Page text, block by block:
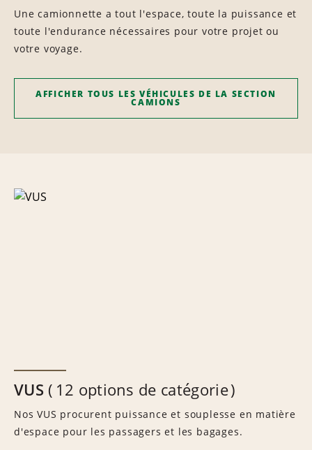
Une camionnette a tout l'espace, toute la puissance et
toute l'endurance nécessaires pour votre projet ou
votre voyage.
AFFICHER TOUS LES VÉHICULES DE LA SECTION
CAMIONS
VUS 12 options de catégorie
Nos VUS procurent puissance et souplesse en matière
d'espace pour les passagers et les bagages.